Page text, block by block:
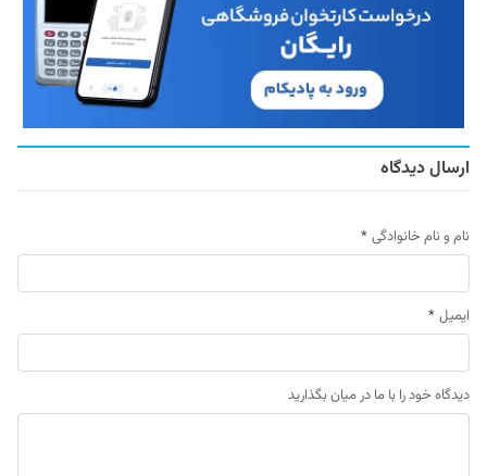
ارسال دیدگاه
نام و نام خانوادگی *
ایمیل *
دیدگاه خود را با ما در میان بگذارید